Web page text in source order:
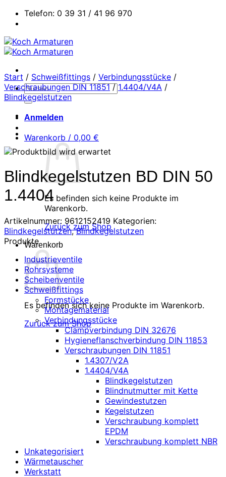
Zum
Inhalt
Telefon: 0 39 31 / 41 96 970
Suchen
nach:
Anmelden
Warenkorb / 0,00 €
Es befinden sich keine Produkte im
Warenkorb.
Zurück zum Shop
Warenkorb
Es befinden sich keine Produkte im Warenkorb.
Zurück zum Shop
Start / Schweißfittings / Verbindungsstücke /
Verschraubungen DIN 11851 / 1.4404/V4A /
Blindkegelstutzen
Blindkegelstutzen BD DIN 50
1.4404
Artikelnummer: 9612152419 Kategorien:
Blindkegelstutzen,Blindkegelstutzen
Produkte
Industrieventile
Rohrsysteme
Scheibenventile
Schweißfittings
Formstücke
Montagematerial
Verbindungsstücke
Clampverbindung DIN 32676
Hygieneflanschverbindung DIN 11853
Verschraubungen DIN 11851
1.4307/V2A
1.4404/V4A
Blindkegelstutzen
Blindnutmutter mit Kette
Gewindestutzen
Kegelstutzen
Verschraubung komplett
EPDM
Verschraubung komplett NBR
Unkategorisiert
Wärmetauscher
Werkstatt